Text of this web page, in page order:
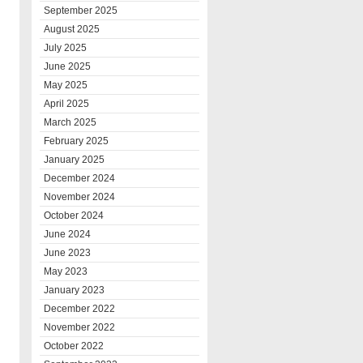
September 2025
August 2025
July 2025
June 2025
May 2025
April 2025
March 2025
February 2025
January 2025
December 2024
November 2024
October 2024
June 2024
June 2023
May 2023
January 2023
December 2022
November 2022
October 2022